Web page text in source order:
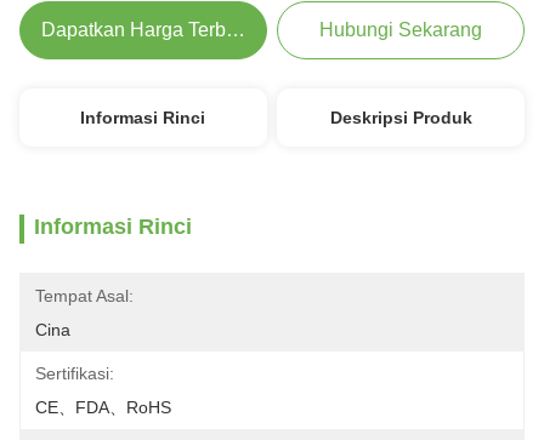
Dapatkan Harga Terbaik Hubungi Sekarang
Informasi Rinci Deskripsi Produk
Informasi Rinci
Tempat Asal:
Cina
Sertifikasi:
CE、FDA、RoHS